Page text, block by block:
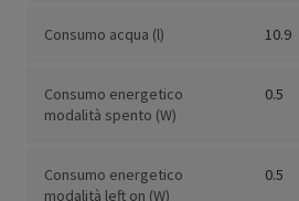
Consumo acqua (l) 10.9
Consumo energetico
modalità spento (W)
0.5
Consumo energetico
modalità left on (W)
0.5